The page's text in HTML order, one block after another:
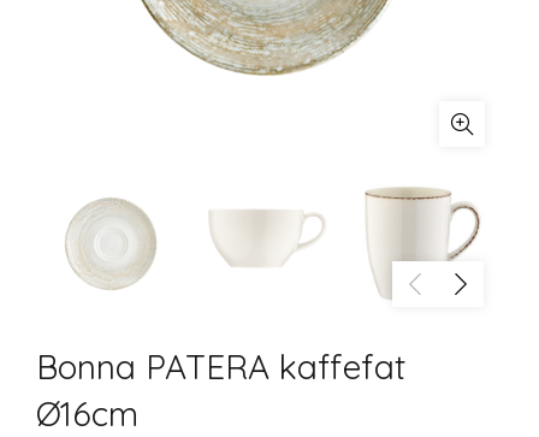
Bonna PATERA kaffefat
Ø16cm